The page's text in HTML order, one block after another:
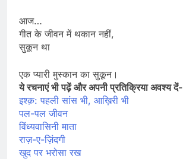
आज…
गीत के जीवन में थकान नहीं,
सुकून था
एक प्यारी मुस्कान का सुकून।
ये रचनाएं भी पढ़ें और अपनी प्रतिक्रिया अवश्य दें-
इश्क़: पहली सांस भी, आख़िरी भी
पल-पल जीवन
विंध्यवासिनी माता
राज़-ए-ज़िंदगी
खुद पर भरोसा रख